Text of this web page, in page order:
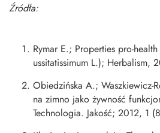
Źródła:
Rymar E.; Properties pro-
ussitatissimum L.); Herbalism,
Obiedzińska A.; Waszkiewicz-
na zimno jako żywność
Technologia. Jakość; 2012, 1